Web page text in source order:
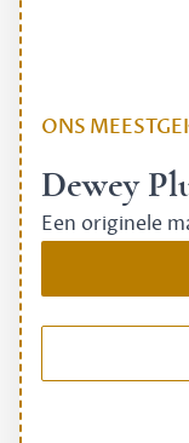
ONS
Dewey
Een originele